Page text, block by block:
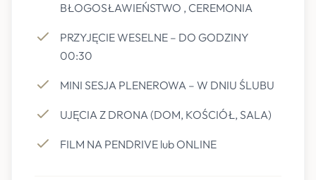
BŁOGOSŁAWIEŃSTWO , CEREMONIA
PRZYJĘCIE WESELNE – DO GODZINY
00:30
MINI SESJA PLENEROWA – W DNIU ŚLUBU
UJĘCIA Z DRONA (DOM, KOŚCIÓŁ, SALA)
FILM NA PENDRIVE lub ONLINE